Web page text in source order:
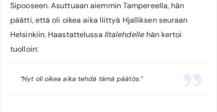
Sipooseen. Asuttuaan aiemmin Tampereella, hän
päätti, että oli oikea aika liittyä Hjalliksen seuraan
Helsinkiin. Haastattelussa Iltalehdellehän kertoi
tuolloin:
“Nyt oli oikea aika tehdä tämä päätös.”